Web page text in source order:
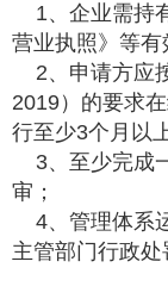
1、企业需持
营业执照》等有
2、申请方应
2019）的要求
行至少3个月以
3、至少完成
审；
4、管理体系
主管部门行政处